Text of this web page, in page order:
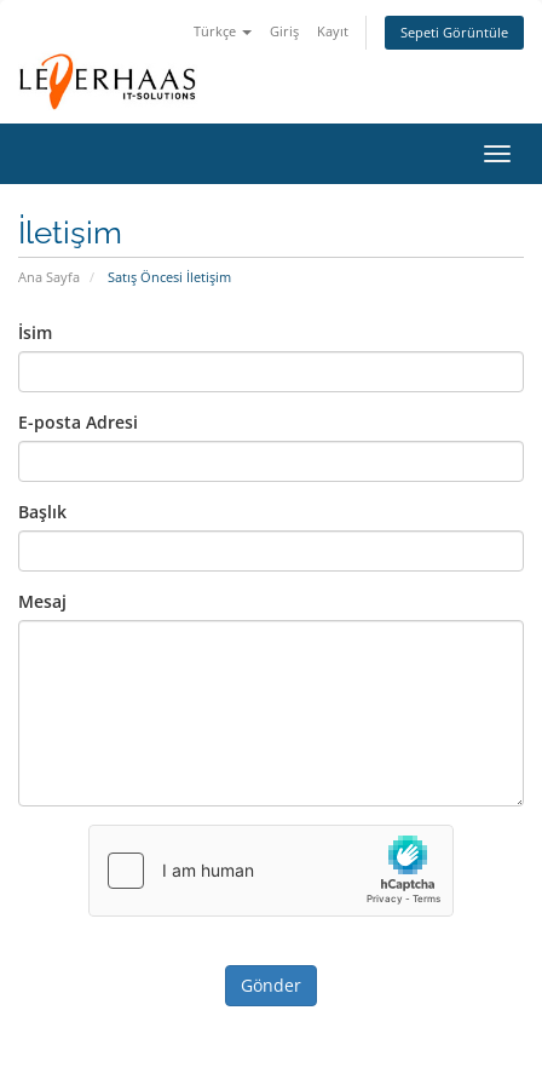
Türkçe Giriş Kayıt Sepeti Görüntüle
İletişim
Ana Sayfa Satış Öncesi İletişim
İsim
E-posta Adresi
Başlık
Mesaj
Gönder